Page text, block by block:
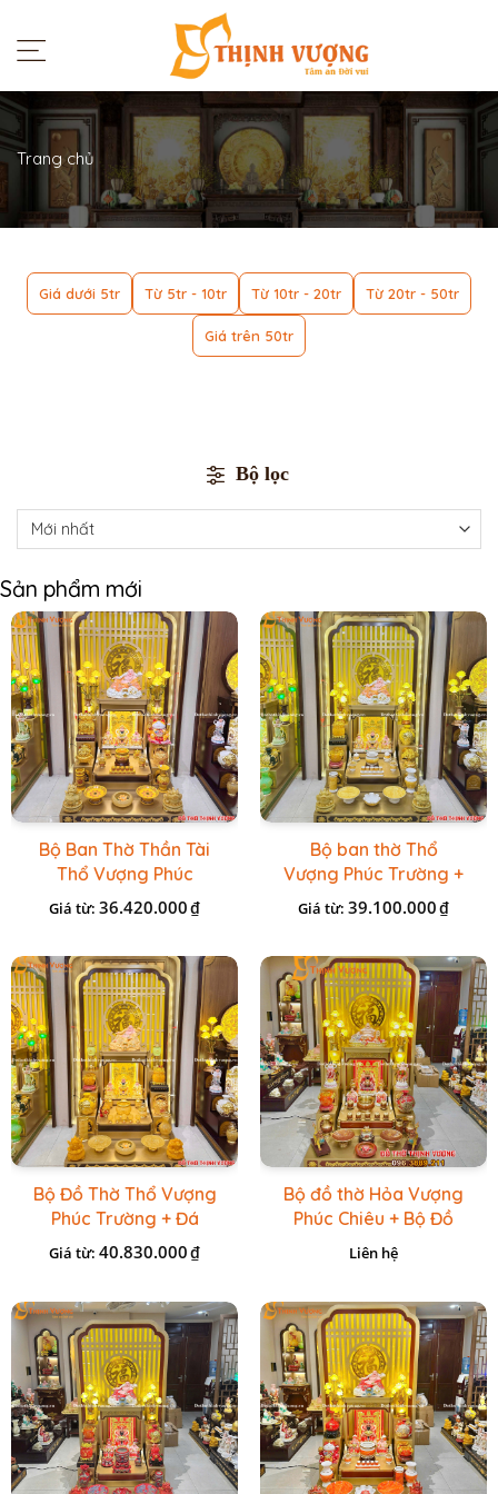
Trang chủ
Giá dưới 5tr Từ 5tr - 10tr Từ 10tr - 20tr Từ 20tr - 50tr
Giá trên 50tr
Bộ lọc
Sản phẩm mới
Bộ Ban Thờ Thần Tài
Thổ Vượng Phúc
Trường + Bộ Đồ Sứ
Cao Cấp Gấm Vàng
Giá từ: 36.420.000₫
Bộ ban thờ Thổ
Vượng Phúc Trường +
Đồ Sứ Vàng Đá Cao
Giá từ: 39.100.000₫
Bộ Đồ Thờ Thổ Vượng
Phúc Trường + Đá
Onix Vàng
Giá từ: 40.830.000₫
Bộ đồ thờ Hỏa Vượng
Phúc Chiêu + Bộ Đồ
Thờ Đá Đỏ Bọc Đồng
Cao cấp
Liên hệ